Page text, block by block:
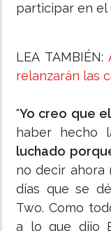
participar en el
LEA TAMBIÉN:
relanzarán las
"Yo creo que
haber hecho
luchado
no decir ahora
días que se
Two. Como
a lo que dijo